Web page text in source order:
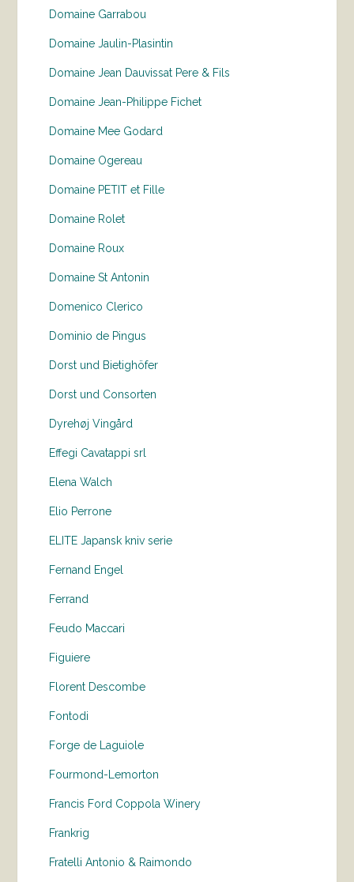
Domaine Garrabou
Domaine Jaulin-Plasintin
Domaine Jean Dauvissat Pere & Fils
Domaine Jean-Philippe Fichet
Domaine Mee Godard
Domaine Ogereau
Domaine PETIT et Fille
Domaine Rolet
Domaine Roux
Domaine St Antonin
Domenico Clerico
Dominio de Pingus
Dorst und Bietighöfer
Dorst und Consorten
Dyrehøj Vingård
Effegi Cavatappi srl
Elena Walch
Elio Perrone
ELITE Japansk kniv serie
Fernand Engel
Ferrand
Feudo Maccari
Figuiere
Florent Descombe
Fontodi
Forge de Laguiole
Fourmond-Lemorton
Francis Ford Coppola Winery
Frankrig
Fratelli Antonio & Raimondo